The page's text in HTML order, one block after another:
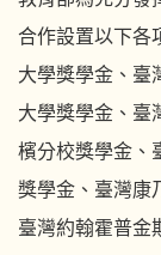
合作設置以下各
大學獎學金、臺
大學獎學金、臺
檳分校獎學金、
獎學金、臺灣康
臺灣約翰霍普金